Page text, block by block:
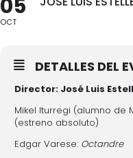
05
OCT
DETALLES DEL
Director: José Luis
Mikel Iturregi (alumno de
(estreno absoluto)
Edgar Varese: Octandre